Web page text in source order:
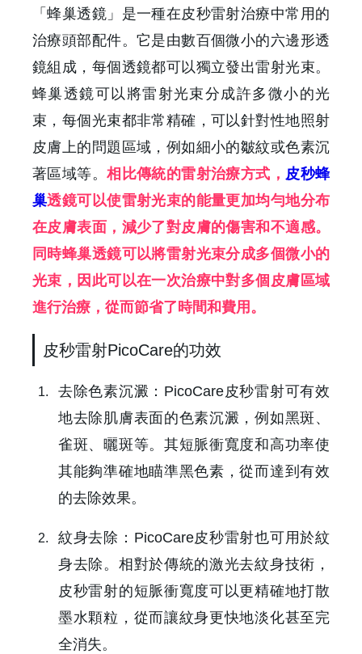
會員登入
登 入
忘記密碼？
「蜂巢透鏡」是一種在皮秒雷射治療中常用的
治療頭部配件。它是由數百個微小的六邊形透
鏡組成，每個透鏡都可以獨立發出雷射光束。
蜂巢透鏡可以將雷射光束分成許多微小的光
束，每個光束都非常精確，可以針對性地照射
皮膚上的問題區域，例如細小的皺紋或色素沉
著區域等。相比傳統的雷射治療方式， 皮秒蜂
巢透鏡可以使雷射光束的能量更加均勻地分布
在皮膚表面，減少了對皮膚的傷害和不適感。
同時蜂巢透鏡可以將雷射光束分成多個微小的
光束，因此可以在一次治療中對多個皮膚區域
進行治療，從而節省了時間和費用。
皮秒雷射PicoCare的功效
去除色素沉澱：PicoCare皮秒雷射可有效
地去除肌膚表面的色素沉澱，例如黑斑、
雀斑、曬斑等。其短脈衝寬度和高功率使
其能夠準確地瞄準黑色素，從而達到有效
的去除效果。
紋身去除：PicoCare皮秒雷射也可用於紋
身去除。相對於傳統的激光去紋身技術，
皮秒雷射的短脈衝寬度可以更精確地打散
墨水顆粒，從而讓紋身更快地淡化甚至完
全消失。